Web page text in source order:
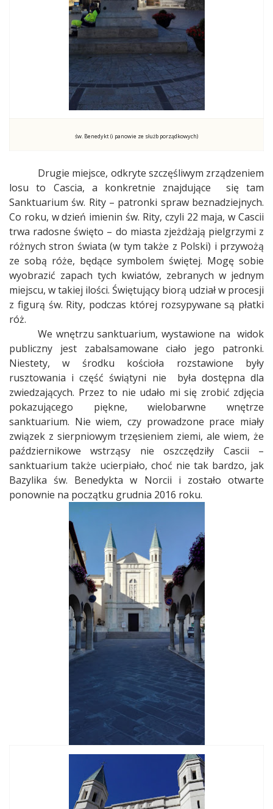
św. Benedykt (i panowie ze służb porządkowych)
Drugie miejsce, odkryte szczęśliwym zrządzeniem
losu to Cascia, a konkretnie znajdujące
się tam
Sanktuarium św. Rity – patronki spraw beznadziejnych.
Co roku, w dzień imienin św. Rity, czyli 22 maja, w Cascii
trwa radosne święto – do miasta zjeżdżają pielgrzymi z
różnych stron świata (w tym także z Polski) i przywożą
ze sobą róże, będące symbolem świętej. Mogę sobie
wyobrazić zapach tych kwiatów, zebranych w jednym
miejscu, w takiej ilości. Świętujący biorą udział w procesji
z figurą św. Rity, podczas której rozsypywane są płatki
róż.
We wnętrzu sanktuarium, wystawione na widok
publiczny jest zabalsamowane ciało jego patronki.
Niestety, w środku kościoła rozstawione były
rusztowania i część świątyni nie
była dostępna dla
zwiedzających. Przez to nie udało mi się zrobić zdjęcia
pokazującego piękne, wielobarwne wnętrze
sanktuarium. Nie wiem, czy prowadzone prace miały
związek z sierpniowym trzęsieniem ziemi, ale wiem, że
październikowe wstrząsy nie oszczędziły Cascii –
sanktuarium także ucierpiało, choć nie tak bardzo, jak
Bazylika św. Benedykta w Norcii i zostało otwarte
ponownie na początku grudnia 2016 roku.